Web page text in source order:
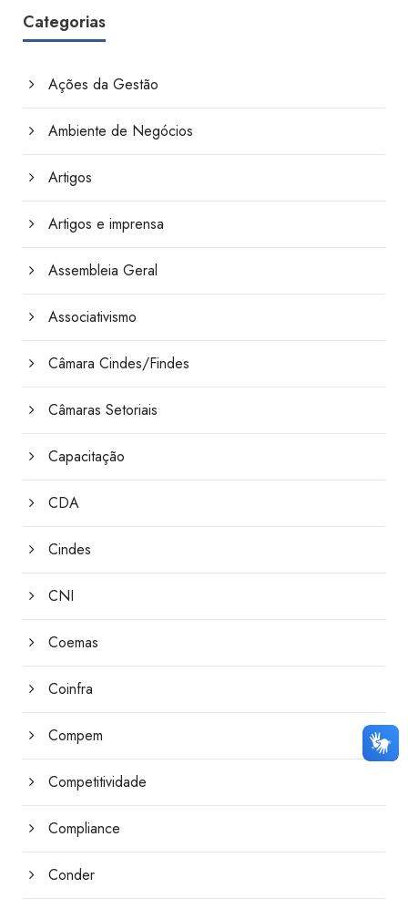
Categorias
Ações da Gestão
Ambiente de Negócios
Artigos
Artigos e imprensa
Assembleia Geral
Associativismo
Câmara Cindes/Findes
Câmaras Setoriais
Capacitação
CDA
Cindes
CNI
Coemas
Coinfra
Compem
Competitividade
Compliance
Conder